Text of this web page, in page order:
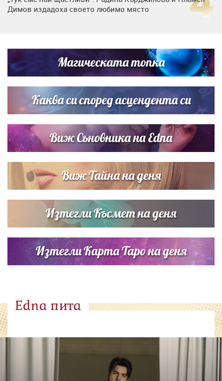
Димов издадоха своето любимо място
кадри с Башар Рахал и малкия им син
Дъщерята на Тодор Батков вдигна сватба, Стоичков и
Братя Аргирови я изненадаха с песен
Магическата топка
Каква си според асцендента си
Виж Съновника на Edna
Виж Тайна на деня
Изтегли Късмет на деня
Изтегли Карта Таро на деня
Edna пита